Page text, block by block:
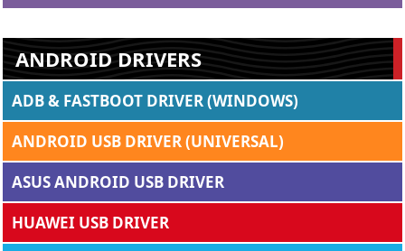
ANDROID DRIVERS
ADB & FASTBOOT DRIVER (WINDOWS)
ANDROID USB DRIVER (UNIVERSAL)
ASUS ANDROID USB DRIVER
HUAWEI USB DRIVER